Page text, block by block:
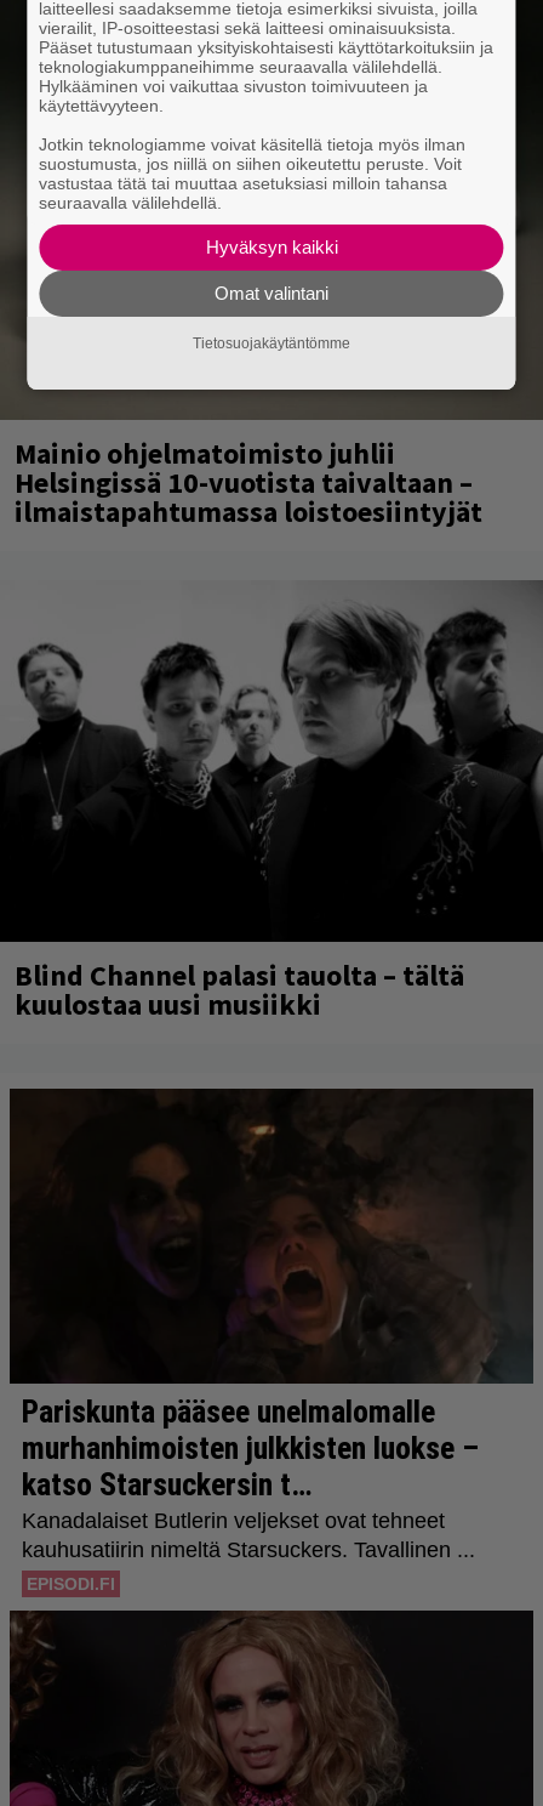
Mainio ohjelmatoimisto juhlii
Helsingissä 10-vuotista taivaltaan –
ilmaistapahtumassa loistoesiintyjät
Blind Channel palasi tauolta – tältä
kuulostaa uusi musiikki
laitteellesi saadaksemme tietoja esimerkiksi sivuista, joilla
vierailit, IP-osoitteestasi sekä laitteesi ominaisuuksista.
Pääset tutustumaan yksityiskohtaisesti käyttötarkoituksiin ja
teknologiakumppaneihimme seuraavalla välilehdellä.
Hylkääminen voi vaikuttaa sivuston toimivuuteen ja
käytettävyyteen.
Jotkin teknologiamme voivat käsitellä tietoja myös ilman
suostumusta, jos niillä on siihen oikeutettu peruste. Voit
vastustaa tätä tai muuttaa asetuksiasi milloin tahansa
seuraavalla välilehdellä.
Hyväksyn kaikki
Omat valintani
Tietosuojakäytäntömme